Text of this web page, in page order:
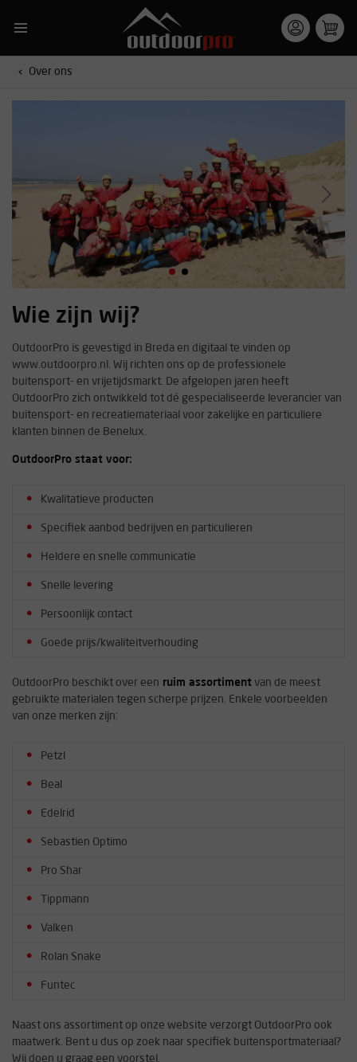
Over ons
Wie zijn wij?
OutdoorPro is gevestigd in Breda en digitaal te vinden op
www.outdoorpro.nl. Wij richten ons op de professionele
buitensport- en vrijetijdsmarkt. De afgelopen jaren heeft
OutdoorPro zich ontwikkeld tot dé gespecialiseerde leverancier van
buitensport- en recreatiemateriaal voor zakelijke en particuliere
klanten binnen de Benelux.
OutdoorPro staat voor:
Kwalitatieve producten
Specifiek aanbod bedrijven en particulieren
Heldere en snelle communicatie
Snelle levering
Persoonlijk contact
Goede prijs/kwaliteitverhouding
OutdoorPro beschikt over een ruim assortiment van de meest
gebruikte materialen tegen scherpe prijzen. Enkele voorbeelden
van onze merken zijn:
Petzl
Beal
Edelrid
Sebastien Optimo
Pro Shar
Tippmann
Valken
Rolan Snake
Funtec
Naast ons assortiment op onze website verzorgt OutdoorPro ook
maatwerk. Bent u dus op zoek naar specifiek buitensportmateriaal?
Wij doen u graag een voorstel.